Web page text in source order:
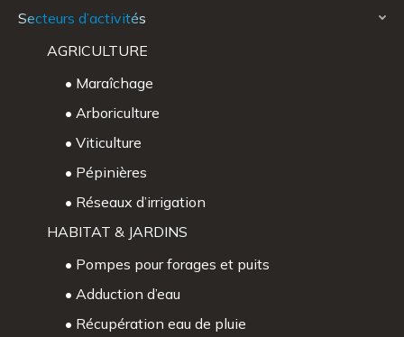
Secteurs d’activités
AGRICULTURE
• Maraîchage
• Arboriculture
• Viticulture
• Pépinières
• Réseaux d’irrigation
HABITAT & JARDINS
• Pompes pour forages et puits
• Adduction d’eau
• Récupération eau de pluie